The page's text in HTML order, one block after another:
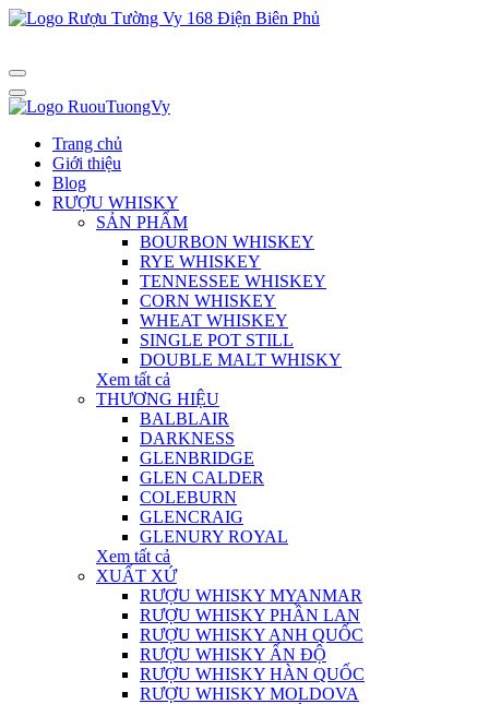
Trang chủ
Giới thiệu
Blog
RƯỢU WHISKY
SẢN PHẨM
BOURBON WHISKEY
RYE WHISKEY
TENNESSEE WHISKEY
CORN WHISKEY
WHEAT WHISKEY
SINGLE POT STILL
DOUBLE MALT WHISKY
Xem tất cả
THƯƠNG HIỆU
BALBLAIR
DARKNESS
GLENBRIDGE
GLEN CALDER
COLEBURN
GLENCRAIG
GLENURY ROYAL
Xem tất cả
XUẤT XỨ
RƯỢU WHISKY MYANMAR
RƯỢU WHISKY PHẦN LAN
RƯỢU WHISKY ANH QUỐC
RƯỢU WHISKY ẤN ĐỘ
RƯỢU WHISKY HÀN QUỐC
RƯỢU WHISKY MOLDOVA